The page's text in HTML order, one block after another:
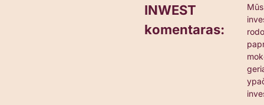
INWEST
komentaras: